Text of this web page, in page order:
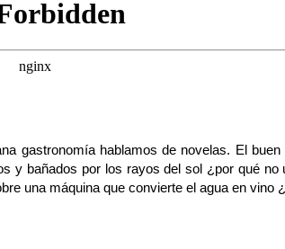
gastronomíahablamos de novelas. El
y bañados por los rayos del sol ¿por qué no
una máquina que convierte el agua en vino